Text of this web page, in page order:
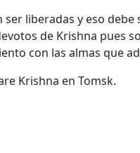
ser liberadas y eso
de Krishna pues
con las almas que
Krishna en Tomsk.